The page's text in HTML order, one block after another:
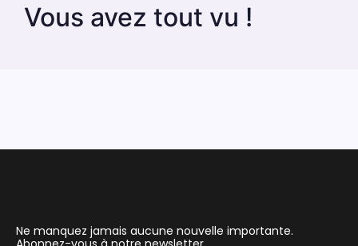
Vous avez tout vu !
Ne manquez jamais aucune nouvelle importante.